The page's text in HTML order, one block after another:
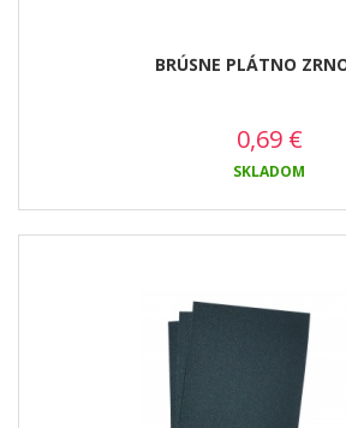
BRÚSNE PLÁTNO
0,69 €
SKLADOM